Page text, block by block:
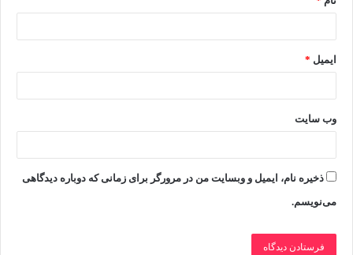
ایمیل *
وب‌ سایت
ذخیره نام، ایمیل و وبسایت من در مرورگر برای زمانی که دوباره دیدگاهی
می‌نویسم.